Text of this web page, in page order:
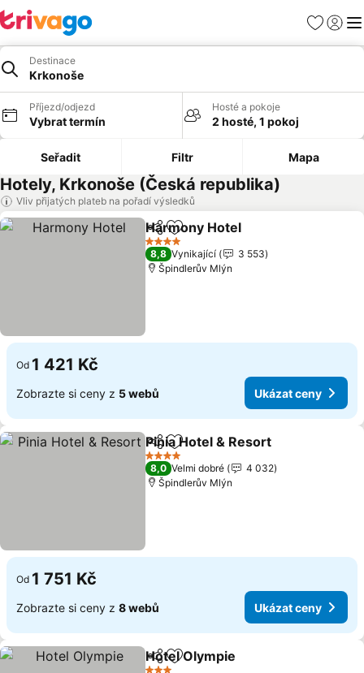
Oblíbené
Destinace
Krkonoše
Příjezd/odjezd
Vybrat termín
Hosté a pokoje
2 hosté, 1 pokoj
Seřadit Filtr Mapa
Hotely, Krkonoše (Česká republika)
Vliv přijatých plateb na pořadí výsledků
SdíletPřidat na seznam oblíbených
Harmony Hotel
4 Počet hvězdiček
8,8 Vynikající
3 553
Špindlerův Mlýn
Od 1 421 Kč
Zobrazte si ceny z 5 webů Ukázat ceny
SdíletPřidat na seznam oblíbených
Pinia Hotel & Resort
4 Počet hvězdiček
8,0 Velmi dobré
4 032
Špindlerův Mlýn
Od 1 751 Kč
Zobrazte si ceny z 8 webů Ukázat ceny
SdíletPřidat na seznam oblíbených
Hotel Olympie